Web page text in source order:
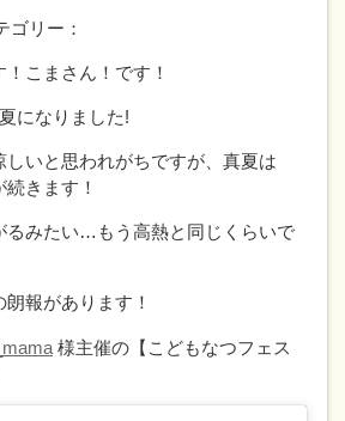
ゴリー：
こまさん！です！
になりました!
しいと思われがちですが、真夏は
きます！
みたい…もう高熱と同じくらいで
報があります！
様主催の【こどもなつフェス